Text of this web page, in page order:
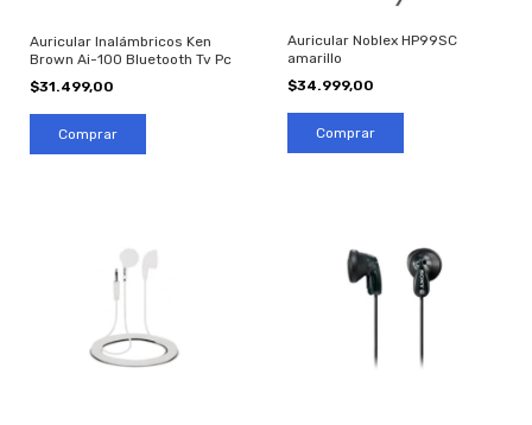
Auricular Inalámbricos Ken
Brown Ai-100 Bluetooth Tv Pc
$31.499,00
Auricular Noblex HP99SC
amarillo
$34.999,00